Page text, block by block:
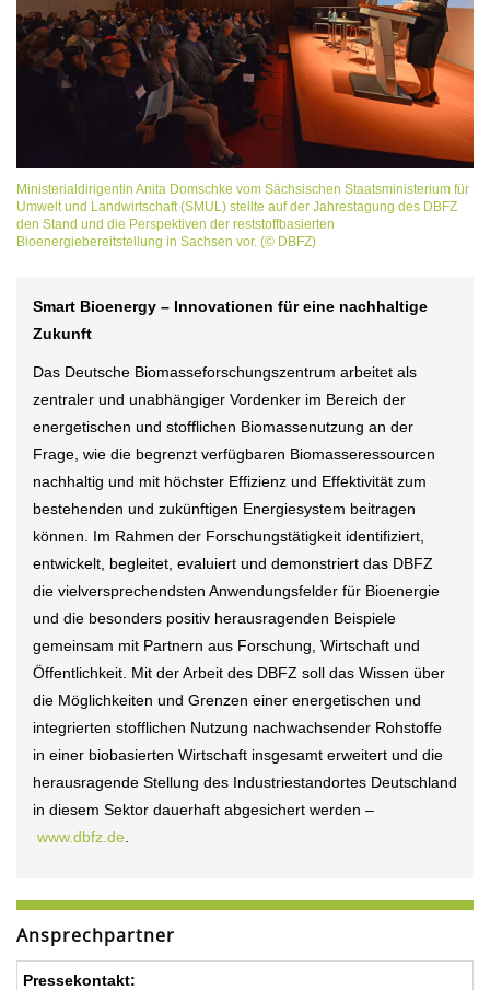
Ministerialdirigentin Anita Domschke vom Sächsischen Staatsministerium für
Umwelt und Landwirtschaft (SMUL) stellte auf der Jahrestagung des DBFZ
den Stand und die Perspektiven der reststoffbasierten
Bioenergiebereitstellung in Sachsen vor. (© DBFZ)
Smart Bioenergy – Innovationen für eine nachhaltige
Zukunft
Das Deutsche Biomasseforschungszentrum arbeitet als
zentraler und unabhängiger Vordenker im Bereich der
energetischen und stofflichen Biomassenutzung an der
Frage, wie die begrenzt verfügbaren Biomasseressourcen
nachhaltig und mit höchster Effizienz und Effektivität zum
bestehenden und zukünftigen Energiesystem beitragen
können. Im Rahmen der Forschungstätigkeit identifiziert,
entwickelt, begleitet, evaluiert und demonstriert das DBFZ
die vielversprechendsten Anwendungsfelder für Bioenergie
und die besonders positiv herausragenden Beispiele
gemeinsam mit Partnern aus Forschung, Wirtschaft und
Öffentlichkeit. Mit der Arbeit des DBFZ soll das Wissen über
die Möglichkeiten und Grenzen einer energetischen und
integrierten stofflichen Nutzung nachwachsender Rohstoffe
in einer biobasierten Wirtschaft insgesamt erweitert und die
herausragende Stellung des Industriestandortes Deutschland
in diesem Sektor dauerhaft abgesichert werden –
www.dbfz.de
Ansprechpartner
Pressekontakt: